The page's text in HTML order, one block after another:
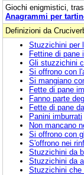
Giochi enigmistici,
Anagrammi per
Definizioni da
Stuzzichini per
Fettine di pane
Gli stuzzichini
Si offrono con
Si mangiano
Fette di pane
Fanno parte
Fette di pane
Panini imburrati
Non mancano
Si offrono con
S'offrono nei
Stuzzichini da
Stuzzichini da
Stuzzichini che